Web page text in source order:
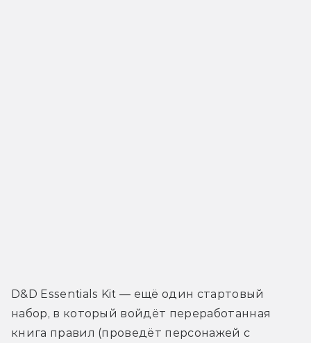
D&D Essentials Kit — ещё один стартовый
набор, в который войдёт переработанная
книга правил (проведёт персонажей с